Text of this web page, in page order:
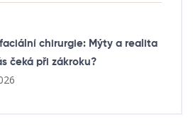
chirurgie: Mýty a realita
čeká při zákroku?